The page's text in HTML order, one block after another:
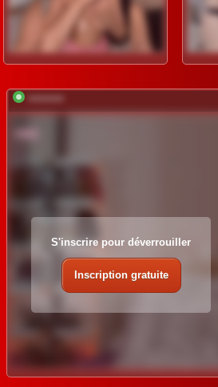
*********
S'inscrire pour déverrouiller
Inscription gratuite